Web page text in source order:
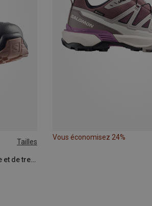
Tailles
Salomon | Chaussures de randonnée et de trekking
Vous économisez 24%